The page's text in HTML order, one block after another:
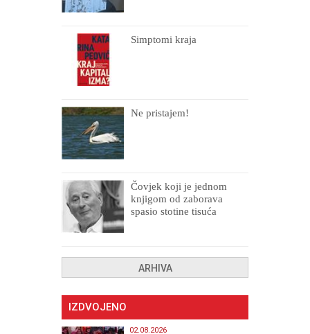
Simptomi kraja
Ne pristajem!
Čovjek koji je jednom
knjigom od zaborava
spasio stotine tisuća
ARHIVA
IZDVOJENO
02.08.2026